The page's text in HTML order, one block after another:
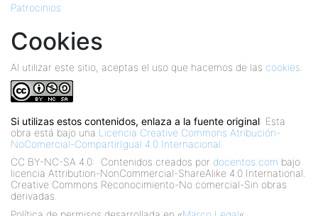
Patrocinios
Cookies
Al utilizar este sitio, aceptas el uso que hacemos de las cookies
Si utilizas estos contenidos, enlaza a la fuente original: Esta
obra está bajo una Licencia Creative Commons Atribución-
NoComercial-CompartirIgual 4.0 Internacional
CC BY-NC-SA 4.0: Contenidos creados por docentos.com bajo
licencia Attribution-NonCommercial-ShareAlike 4.0 International.
Creative Commons Reconocimiento-No comercial-Sin obras
derivadas.